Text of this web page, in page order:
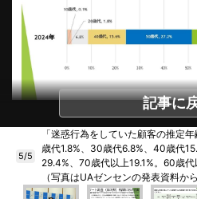
記事に
5/5
「迷惑行為をしていた顧客の推定
歳代1.8%、30歳代6.8%、40歳代
29.4%、70歳代以上19.1%。60歳
（写真はUAゼンセンの発表資料から